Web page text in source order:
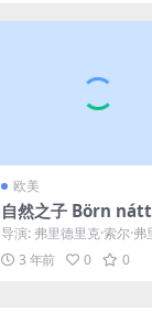
欧美
自然之子 Börn
nar (1991)
导演: 弗里德里克·索尔·
克松 编剧: 埃纳尔·古德蒙
松 / 弗里德里...
3 年前 0 0